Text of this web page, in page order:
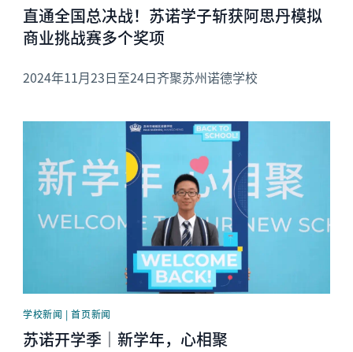
直通全国总决战！苏诺学子斩获阿思丹模拟
商业挑战赛多个奖项
2024年11月23日至24日齐聚苏州诺德学校
学校新闻 | 首页新闻
苏诺开学季｜新学年，心相聚